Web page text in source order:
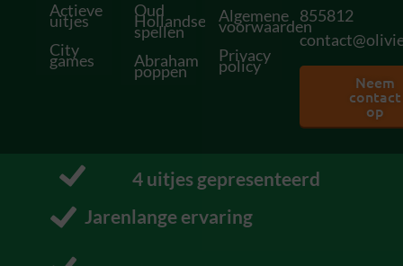
Actieve
uitjes
City
games
Oud
Hollandse
spellen
Abraham
poppen
Algemene
voorwaarden
Privacy
policy
855812
Neem
contact
op
12 uitjes gepresenteerd